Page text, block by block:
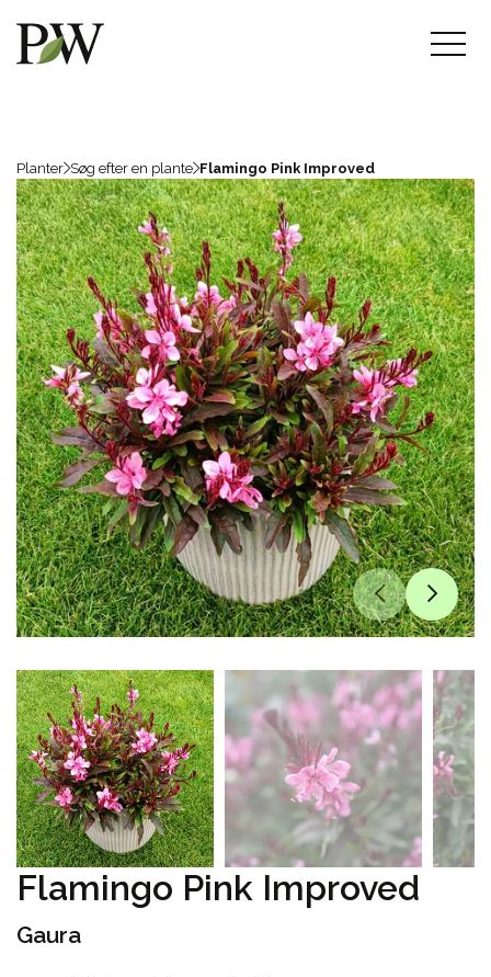
Planter Søg efter en plante Flamingo Pink Improved
Flamingo Pink Improved
Gaura